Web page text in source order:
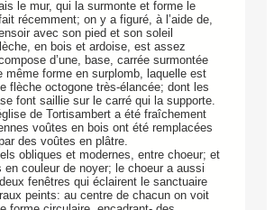
le mur, qui la surmonte et forme le
récemment; on y a figuré, à l’aide de,
avec son pied et son soleil
en bois et ardoise, est assez
d’une, base, carrée surmontée
même forme en surplomb, laquelle est
flèche octogone très-élancée; dont les
font saillie sur le carré qui la supporte.
de Tortisambert a été fraîchement
voûtes en bois ont été remplacées
des voûtes en plâtre.
obliques et modernes, entre choeur; et
en couleur de noyer; le choeur a aussi
fenêtres qui éclairent le sanctuaire
peints: au centre de chacun on voit